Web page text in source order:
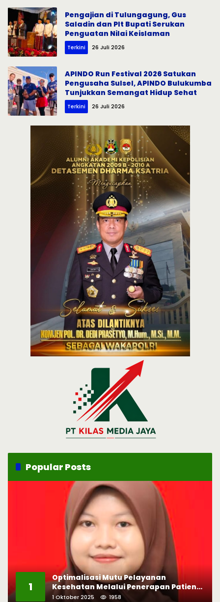
Pengajian di Tulungagung, Gus
Saladin dan Plt Bupati Serukan
Penguatan Nilai Keislaman
Terkini 26 Juli 2026
APINDO Run Festival 2026 Satukan
Pengusaha Sulsel, APINDO Bulukumba
Tunjukkan Semangat Hidup Sehat
Terkini 26 Juli 2026
Popular Posts
1
Optimalisasi Mutu Pelayanan
Kesehatan Melalui Penerapan Patient
Safety
1 Oktober 2025 1958